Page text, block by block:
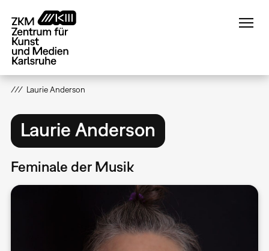
zum
Inhalt
Laurie Anderson
Laurie Anderson
Feminale der Musik